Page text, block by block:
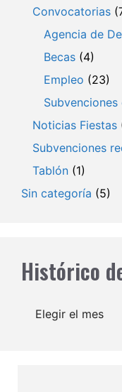
Convocatorias
Agencia de
Becas (4)
Empleo (23)
Noticias Fiestas
Subvenciones
Tablón (1)
Sin categoría (5)
Histórico
Archivos